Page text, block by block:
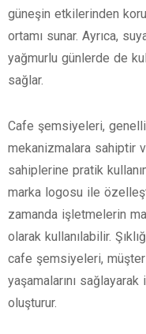
güneşin etkilerinden
ortamı sunar. Ayrıca,
yağmurlu günlerde de
sağlar.
Cafe şemsiyeleri,
mekanizmalara sahiptir
sahiplerine pratik
marka logosu ile
zamanda işletmelerin
olarak kullanılabilir.
cafe şemsiyeleri,
yaşamalarını
oluşturur.